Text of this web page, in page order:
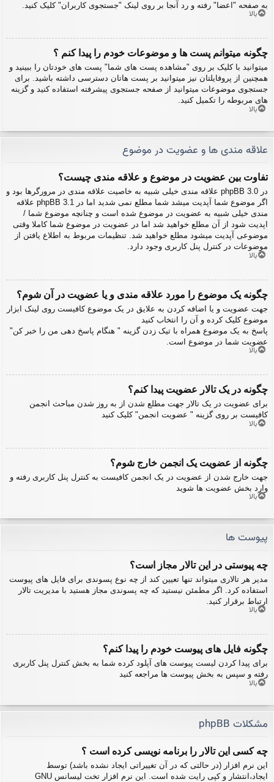
به صفحه "اعضا" رفته و رد آنجا بر روی لینک "جستجوی کاربران" کلیک کنید.
بالا
چگونه میتوانم پست ها و موضوعات خودم را پیدا کنم ؟
میتوانید با کلیک بر روی "مشاهده پست های شما" پست های خودتان را ببینید و
همچنین از پروفایلتان نیز میتوانید بر پست هاتان دسترسی داشته باشید. برای
جستجوی موضوعات میتوانید از صفحه جستجوی پیشرفته استفاده کنید و گزینه
های مربوطه را تکمیل کنید.
بالا
علاقه مندی ها و عضویت در موضوع
تفاوت بین عضویت در موضوع و علاقه مندی چیست؟
در phpBB 3.0 علاقه مندی خیلی شبیه به خاصیت علاقه مندی در مرورگرها بود و
اگر موضوع شما آپدیت میشد شما مطلع نمی شدید اما در phpBB 3.1 علاقه
مندی خیلی شبیه به عضویت در موضوع شده است و چنانچه موضوع شما /
اپدیت شود از آن مطلع خواهید شد اما در عضویت در موضوع شما کاملا وقتی
موضوعی آپدیت میشود مطلع خواهید شد. تنظیمات مربوط به اطلاع یافتن از
موضوعات در کنترل پنل کاربری وجود دارد.
بالا
چگونه یک موضوع را مورد علاقه مندی و یا عضویت در آن شوم؟
جهت عضویت و یا اضافه کردن به علایق در یک موضوع کافیست روی لینک ابزار
موضوع کلیک کرده و آن را انتخاب کنید
پاسخ به یک موضوع همراه با تیک زدن گزینه " هنگام پاسخ دهی من را خبر کن"
عضویت شما در موضوع است.
بالا
چگونه در یک تالار عضویت پیدا کنم؟
برای عضویت در یک تالار جهت مطلع شدن از به روز شدن مباحث انجمن
کافیست بر روی گزینه " عضویت انجمن" کلیک کنید
بالا
چگونه از عضویت یک انجمن خارج شوم؟
جهت خارج شدن از عضویت در یک انجمن کافیست به کنترل پنل کاربری رفته و
وارد بخش عضویت ها شوید
بالا
پیوست ها
چه پیوستی در این تالار مجاز است؟
مدیر هر تالاری میتواند تنها تعیین کند از چه نوع پسوندی برای فایل های پیوست
استفاده کرد. اگر مطمئن نیستید که چه پسوندی مجاز هستید با مدیریت تالار
ارتباط برقرار کنید.
بالا
چگونه فایل های پیوست خودم را پیدا کنم؟
برای پیدا کردن لیست پیوست های آپلود کرده شما به بخش کنترل پنل کاربری
رفته و سپس به بخش پیوست ها مراجعه کنید
بالا
مشکلات phpBB
چه کسی این تالار را برنامه نویسی کرده است ؟
این نرم افزار (در حالتی که در آن تغییراتی ایجاد نشده باشد) توسط
ایجاد،انتشار و کپی رایت شده است. این نرم افزار تخت لیسانس GNU